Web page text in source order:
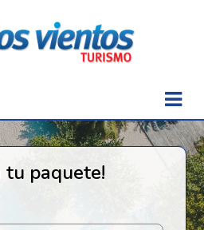
tu paquete!